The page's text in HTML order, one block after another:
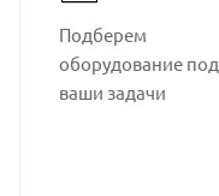
Подберем
оборудование под
ваши задачи